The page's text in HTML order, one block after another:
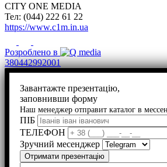
CITY ONE MEDIA
Тел: (044) 222 61 22
https://www.c1m.in.ua
Розроблено в
380442992001
Завантажте презентацію,
заповнивши форму
Наш менеджер отправит каталог в
ПІБ
ТЕЛЕФОН
Зручний месенджер